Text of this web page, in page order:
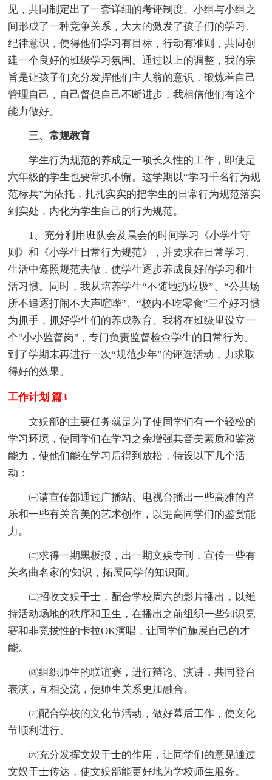
见，共同制定出了一套详细的考评制度。小组与小组之
间形成了一种竞争关系，大大的激发了孩子们的学习、
纪律意识，使得他们学习有目标，行动有准则，共同创
建一个良好的班级学习氛围。通过以上的调整，我的宗
旨是让孩子们充分发挥他们主人翁的意识，锻炼着自己
管理自己，自己督促自己不断进步，我相信他们有这个
能力做好。
三、常规教育
学生行为规范的养成是一项长久性的工作，即使是
六年级的学生也要常抓不懈。这学期以“学习千名行为规
范标兵”为依托，扎扎实实的把学生的日常行为规范落实
到实处，内化为学生自己的行为规范。
1、充分利用班队会及晨会的时间学习《小学生守
则》和《小学生日常行为规范》，并要求在日常学习、
生活中遵照规范去做，使学生逐步养成良好的学习和生
活习惯。同时，我从培养学生“不随地扔垃圾”、“公共场
所不追逐打闹不大声喧哗”、“校内不吃零食”三个好习惯
为抓手，抓好学生们的养成教育。我将在班级里设立一
个"小小监督岗"，专门负责监督检查学生的日常行为。
到了学期末再进行一次“规范少年”的评选活动，力求取
得好的效果。
工作计划 篇3
文娱部的主要任务就是为了使同学们有一个轻松的
学习环境，使同学们在学习之余增强其音美素质和鉴赏
能力，使他们能在学习后得到放松，特设以下几个活
动：
㈠请宣传部通过广播站、电视台播出一些高雅的音
乐和一些有关音美的艺术创作，以提高同学们的鉴赏能
力。
㈡求得一期黑板报，出一期文娱专刊，宣传一些有
关名曲名家的'知识，拓展同学的知识面。
㈢招收文娱干士，配合学校周六的影片播出，以维
持活动场地的秩序和卫生，在播出之前组织一些知识竞
赛和非竞拔性的卡拉OK演唱，让同学们施展自己的才
能。
㈣组织师生的联谊赛，进行辩论、演讲，共同登台
表演，互相交流，使师生关系更加融合。
㈤配合学校的文化节活动，做好幕后工作，使文化
节顺利进行。
㈥充分发挥文娱干士的作用，让同学们的意见通过
文娱干士传达，使文娱部能更好地为学校师生服务。